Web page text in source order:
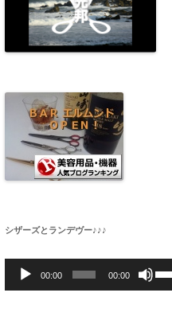
シザーズとランデヴー♪♪♪
音
00:00 00:00
リ